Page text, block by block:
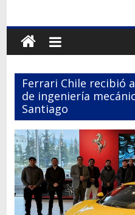
Terrestre
Autos,
camiones,
motos,
información
del
mundo
del
transporte
Ferrari Chile recibió
de ingeniería
Santiago